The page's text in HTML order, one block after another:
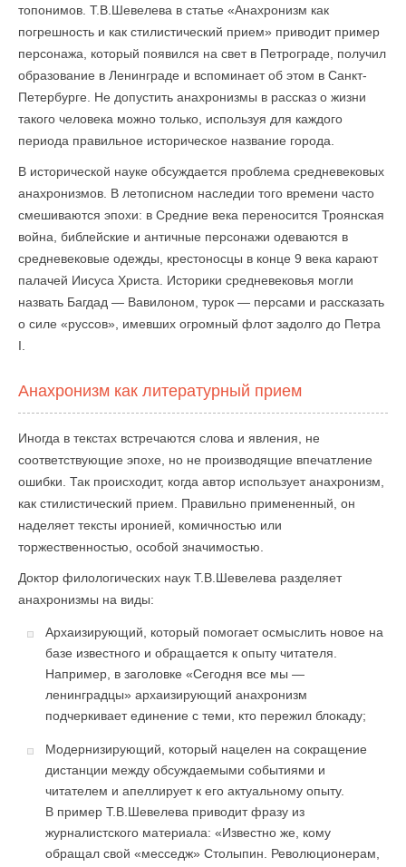
топонимов. Т.В.Шевелева в статье «Анахронизм как
погрешность и как стилистический прием» приводит пример
персонажа, который появился на свет в Петрограде, получил
образование в Ленинграде и вспоминает об этом в Санкт-
Петербурге. Не допустить анахронизмы в рассказ о жизни
такого человека можно только, используя для каждого
периода правильное историческое название города.
В исторической науке обсуждается проблема средневековых
анахронизмов. В летописном наследии того времени часто
смешиваются эпохи: в Средние века переносится Троянская
война, библейские и античные персонажи одеваются в
средневековые одежды, крестоносцы в конце 9 века карают
палачей Иисуса Христа. Историки средневековья могли
назвать Багдад — Вавилоном, турок — персами и рассказать
о силе «руссов», имевших огромный флот задолго до Петра
I.
Анахронизм как литературный прием
Иногда в текстах встречаются слова и явления, не
соответствующие эпохе, но не производящие впечатление
ошибки. Так происходит, когда автор использует анахронизм,
как стилистический прием. Правильно примененный, он
наделяет тексты иронией, комичностью или
торжественностью, особой значимостью.
Доктор филологических наук Т.В.Шевелева разделяет
анахронизмы на виды:
Архаизирующий, который помогает осмыслить новое на
базе известного и обращается к опыту читателя.
Например, в заголовке «Сегодня все мы —
ленинградцы» архаизирующий анахронизм
подчеркивает единение с теми, кто пережил блокаду;
Модернизирующий, который нацелен на сокращение
дистанции между обсуждаемыми событиями и
читателем и апеллирует к его актуальному опыту.
В пример Т.В.Шевелева приводит фразу из
журналистского материала: «Известно же, кому
обращал свой «месседж» Столыпин. Революционерам,